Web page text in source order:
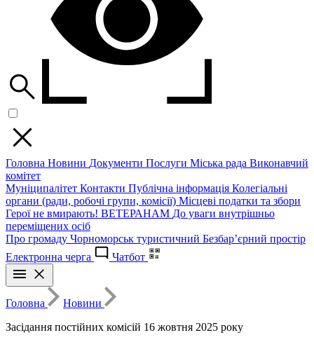
Головна Новини Документи Послуги Міська рада Виконавчий
комітет
Муніципалітет Контакти Публічна інформація Колегіальні
органи (ради, робочі групи, комісії) Місцеві податки та збори
Герої не вмирають! ВЕТЕРАНАМ До уваги внутрішньо
переміщених осіб
Про громаду Чорноморськ туристичний Безбар’єрний простір
Електронна черга
Чатбот
Головна
Новини
Засідання постійних комісій 16 жовтня 2025 року